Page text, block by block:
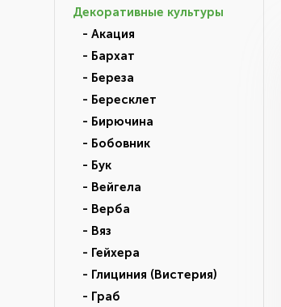
Декоративные культуры
- Акация
- Бархат
- Береза
- Бересклет
- Бирючина
- Бобовник
- Бук
- Вейгела
- Верба
- Вяз
- Гейхера
- Глициния (Вистерия)
- Граб